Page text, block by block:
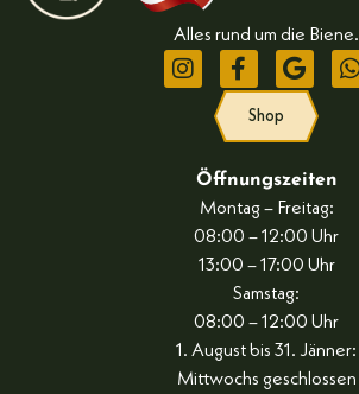
Alles rund um die Biene.
Shop
Öffnungszeiten
Montag – Freitag:
08:00 – 12:00 Uhr
13:00 – 17:00 Uhr
Samstag:
08:00 – 12:00 Uhr
1. August bis 31. Jänner:
Mittwochs geschlossen